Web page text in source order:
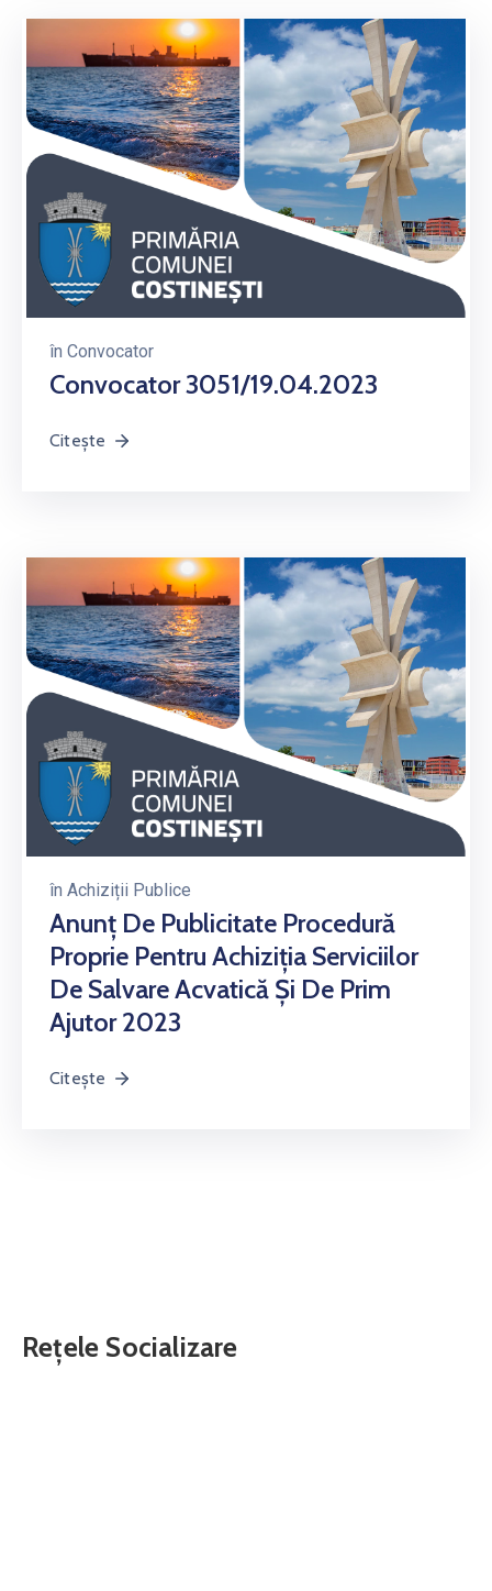
în Convocator
Convocator 3051/19.04.2023
Citește
în Achiziții Publice
Anunț De Publicitate Procedură
Proprie Pentru Achiziția Serviciilor
De Salvare Acvatică Și De Prim
Ajutor 2023
Citește
Rețele Socializare